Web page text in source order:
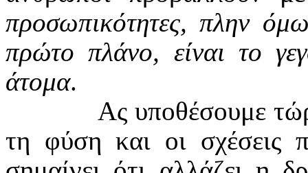
προσωπικότητες, πλην
πρώτο πλάνο, είναι το
άτομα.
Ας υποθέσουμε
τη φύση και οι σχέσεις